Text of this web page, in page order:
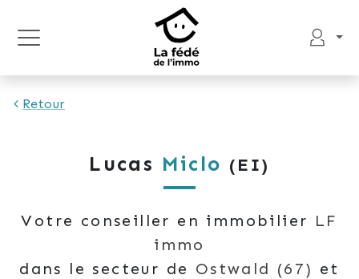
Retour
Lucas Miclo (EI)
Votre conseiller en immobilier LF
immo
dans le secteur de Ostwald (67) et